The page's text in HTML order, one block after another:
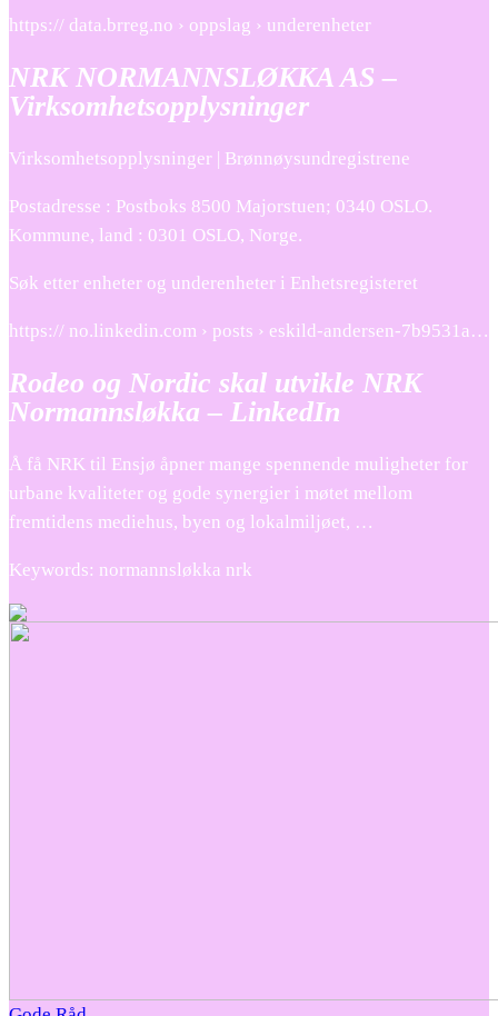
https:// data.brreg.no › oppslag › underenheter
NRK NORMANNSLØKKA AS –
Virksomhetsopplysninger
Virksomhetsopplysninger | Brønnøysundregistrene
Postadresse : Postboks 8500 Majorstuen; 0340 OSLO.
Kommune, land : 0301 OSLO, Norge.
Søk etter enheter og underenheter i Enhetsregisteret
https:// no.linkedin.com › posts › eskild-andersen-7b9531a…
Rodeo og Nordic skal utvikle NRK
Normannsløkka – LinkedIn
Å få NRK til Ensjø åpner mange spennende muligheter for
urbane kvaliteter og gode synergier i møtet mellom
fremtidens mediehus, byen og lokalmiljøet, …
Keywords: normannsløkka nrk